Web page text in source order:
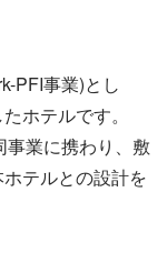
PFI事業)とし
ホテルです。
業に携わり、敷
テルとの設計を